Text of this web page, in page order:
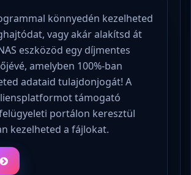
könnyedén kezelheted
vagy akár alakítsd át
eszközöd egy díjmentes
amelyben 100%-ban
adataid tulajdonjogát! A
támogató
portálon keresztül
kezelheted a fájlokat.